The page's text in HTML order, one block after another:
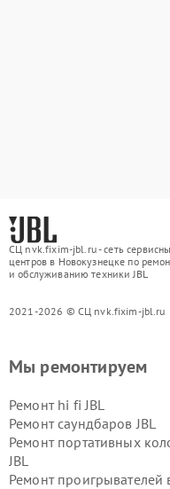
СЦ nvk.fixim-jbl.ru - сеть
центров в Новокузнецке по
и обслуживанию техники JBL
2021-2026 © СЦ nvk.fixim-jbl.ru
Мы ремонтируем
Ремонт hi fi JBL
Ремонт саундбаров JBL
Ремонт портативных
JBL
Ремонт проигрывателей